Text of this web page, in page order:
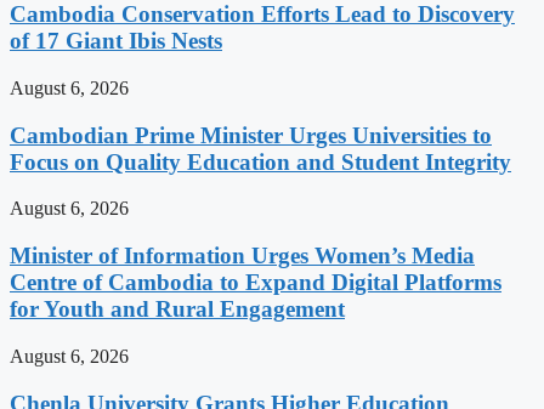
Cambodia Conservation Efforts Lead to Discovery
of 17 Giant Ibis Nests
August 6, 2026
Cambodian Prime Minister Urges Universities to
Focus on Quality Education and Student Integrity
August 6, 2026
Minister of Information Urges Women’s Media
Centre of Cambodia to Expand Digital Platforms
for Youth and Rural Engagement
August 6, 2026
Chenla University Grants Higher Education